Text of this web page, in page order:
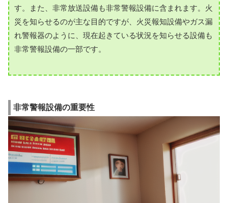
す。また、非常放送設備も非常警報設備に含まれます。火
災を知らせるのが主な目的ですが、火災報知設備やガス漏
れ警報器のように、現在起きている状況を知らせる設備も
非常警報設備の一部です。
非常警報設備の重要性